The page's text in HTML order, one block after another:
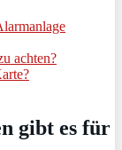
achten?
gibt es für